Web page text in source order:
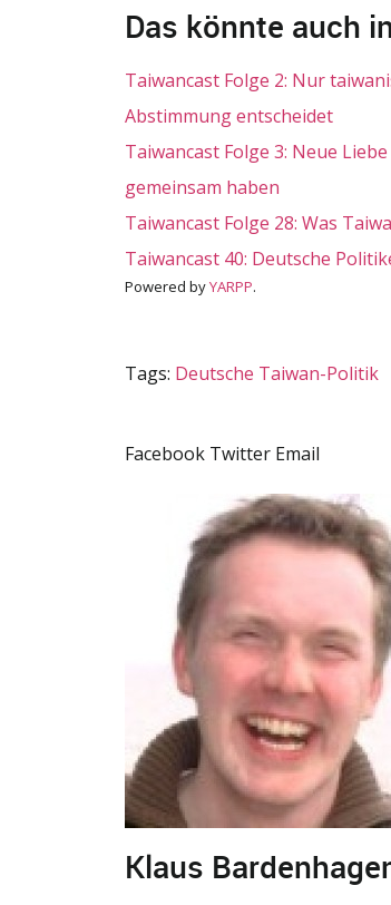
Das könnte auch
Taiwancast Folge 2: Nur
Abstimmung entscheidet
Taiwancast Folge 3: Neue
gemeinsam haben
Taiwancast Folge 28: Was
Taiwancast 40: Deutsche
Powered byYARPP.
Tags: Deutsche Taiwan-Politik
Facebook Twitter Email
Klaus